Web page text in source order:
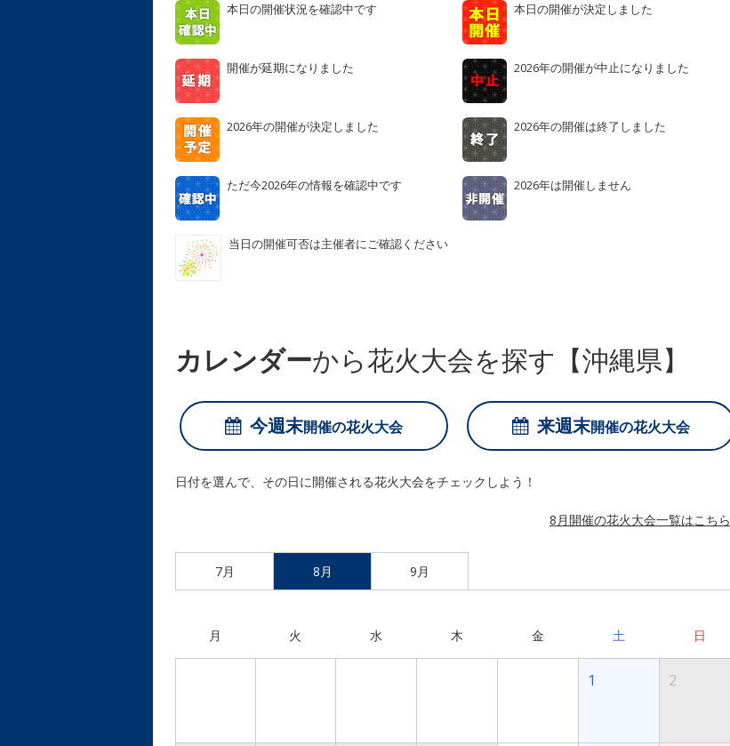
本日の開催状況を確認中です 本日の開催が決定しました
開催が延期になりました 2026年の開催が中止になりました
2026年の開催が決定しました 2026年の開催は終了しました
ただ今2026年の情報を確認中です 2026年は開催しません
当日の開催可否は主催者にご確認ください
カレンダーから花火大会を探す【沖縄県】
今週末開催の花火大会 来週末開催の花火大会
日付を選んで、その日に開催される花火大会をチェックしよう！
8月開催の花火大会一覧はこちら
7月 8月 9月
月 火 水 木 金 土 日
1 2